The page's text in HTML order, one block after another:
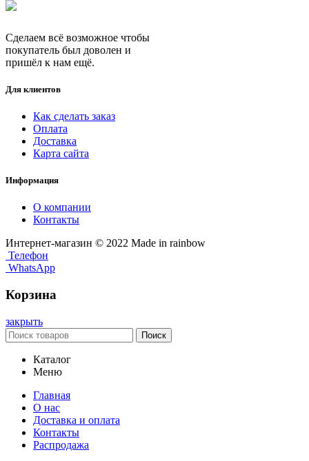
Сделаем всё возможное чтобы
покупатель был доволен и
пришёл к нам ещё.
Для клиентов
Как сделать заказ
Оплата
Доставка
Карта сайта
Информация
О компании
Контакты
Интернет-магазин © 2022 Made in rainbow
Телефон
WhatsApp
Корзина
закрыть
Поиск
Каталог
Меню
Главная
О нас
Доставка и оплата
Контакты
Распродажа